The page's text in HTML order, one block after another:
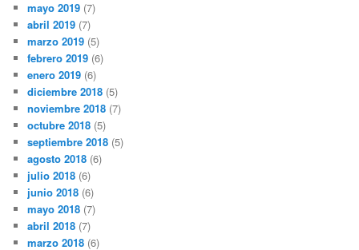
mayo 2019 (7)
abril 2019 (7)
marzo 2019 (5)
febrero 2019 (6)
enero 2019 (6)
diciembre 2018 (5)
noviembre 2018 (7)
octubre 2018 (5)
septiembre 2018 (5)
agosto 2018 (6)
julio 2018 (6)
junio 2018 (6)
mayo 2018 (7)
abril 2018 (7)
marzo 2018 (6)